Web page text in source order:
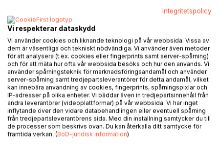
Lägg till i kom-ihåglista
Recensera titel
BESKRIVNING
Den här boken handlar om sorg och sorgehantering. Sorg
är något vi alla kommer att drabbas av. Ändå är det så svårt
Integritetspolicy
Vi respekterar dataskydd
Vi använder cookies och liknande teknologi på vår webbsida. Vissa av
dem är väsentliga och tekniskt nödvändiga. Vi använder även metoder
för att analysera (t.ex. cookies eller fingerprints samt server-spårning)
och för att mäta hur ofta vår webbsida besöks och hur den används. Vi
använder spårningsteknik för marknadsföringsändamål och använder
server-spårning samt tredjepartsleverantörer för detta ändamål, vilket
kan innebära användning av cookies, fingerprints, spårningspixlar och
IP-adresser på olika enheter. Vi bäddar även in tredjepartsinnehåll från
andra leverantörer (videoplattformar) på vår webbsida. Vi har inget
inflytande över den vidare databehandlingen eller eventuell spårning
från tredjepartsleverantörens sida. Med din inställning samtycker du till
de processer som beskrivs ovan. Du kan återkalla ditt samtycke för
framtida verkan. (BoD-juridisk information)